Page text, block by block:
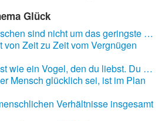
Glück
sind nicht um das geringste …
von Zeit zu Zeit vom Vergnügen
wie ein Vogel, den du liebst. Du …
Mensch glücklich sei, ist im Plan
Verhältnisse insgesamt